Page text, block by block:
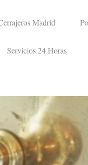
Madrid
Servicios 24 Horas